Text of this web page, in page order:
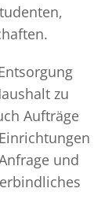
zu
Aufträge
und